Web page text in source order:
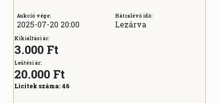
Aukció vége:
2025-07-20 20:00
Hátralévő idő:
Lezárva
Kikiáltási ár:
3.000 Ft
Leütési ár:
20.000 Ft
Licitek száma:46